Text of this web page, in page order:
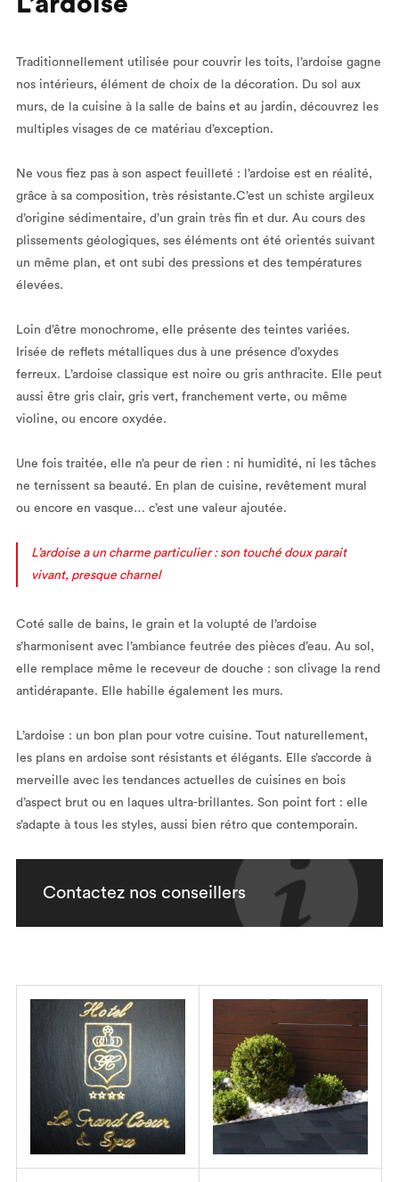
Traditionnellement utilisée pour couvrir les toits, l’ardoise gagne
nos intérieurs, élément de choix de la décoration. Du sol aux
murs, de la cuisine à la salle de bains et au jardin, découvrez les
multiples visages de ce matériau d’exception.
Ne vous fiez pas à son aspect feuilleté : l’ardoise est en réalité,
grâce à sa composition, très résistante.C’est un schiste argileux
d’origine sédimentaire, d’un grain très fin et dur. Au cours des
plissements géologiques, ses éléments ont été orientés suivant
un même plan, et ont subi des pressions et des températures
élevées.
Loin d’être monochrome, elle présente des teintes variées.
Irisée de reflets métalliques dus à une présence d’oxydes
ferreux. L’ardoise classique est noire ou gris anthracite. Elle peut
aussi être gris clair, gris vert, franchement verte, ou même
violine, ou encore oxydée.
Une fois traitée, elle n’a peur de rien : ni humidité, ni les tâches
ne ternissent sa beauté. En plan de cuisine, revêtement mural
ou encore en vasque… c’est une valeur ajoutée.
L’ardoise a un charme particulier : son touché doux parait
vivant, presque charnel
Coté salle de bains, le grain et la volupté de l’ardoise
s’harmonisent avec l’ambiance feutrée des pièces d’eau. Au sol,
elle remplace même le receveur de douche : son clivage la rend
antidérapante. Elle habille également les murs.
L’ardoise : un bon plan pour votre cuisine. Tout naturellement,
les plans en ardoise sont résistants et élégants. Elle s’accorde à
merveille avec les tendances actuelles de cuisines en bois
d’aspect brut ou en laques ultra-brillantes. Son point fort : elle
s’adapte à tous les styles, aussi bien rétro que contemporain.
Contactez nos conseillers